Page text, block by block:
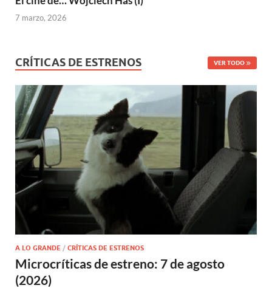
7 marzo, 2026
CRÍTICAS DE ESTRENOS VER TODO
A LO GRANDE / CRÍTICAS DE ESTRENOS
Microcríticas de estreno: 7 de agosto
(2026)